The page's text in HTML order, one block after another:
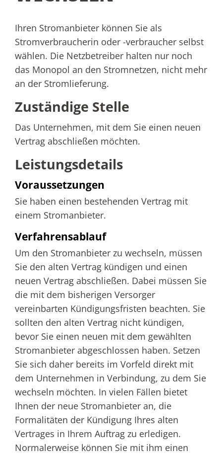
Ihren Stromanbieter können Sie als
Stromverbraucherin oder -verbraucher selbst
wählen. Die Netzbetreiber halten nur noch
das Monopol an den Stromnetzen, nicht mehr
an der Stromlieferung.
Zuständige Stelle
Das Unternehmen, mit dem Sie einen neuen
Vertrag abschließen möchten.
Leistungsdetails
Voraussetzungen
Sie haben einen bestehenden Vertrag mit
einem Stromanbieter.
Verfahrensablauf
Um den Stromanbieter zu wechseln, müssen
Sie den alten Vertrag kündigen und einen
neuen Vertrag abschließen. Dabei müssen Sie
die mit dem bisherigen Versorger
vereinbarten Kündigungsfristen beachten. Sie
sollten den alten Vertrag nicht kündigen,
bevor Sie einen neuen mit dem gewählten
Stromanbieter abgeschlossen haben. Setzen
Sie sich daher bereits im Vorfeld direkt mit
dem Unternehmen in Verbindung, zu dem Sie
wechseln möchten. In vielen Fällen bietet
Ihnen der neue Stromanbieter an, die
Formalitäten der Kündigung Ihres alten
Vertrages in Ihrem Auftrag zu erledigen.
Normalerweise können Sie mit ihm einen